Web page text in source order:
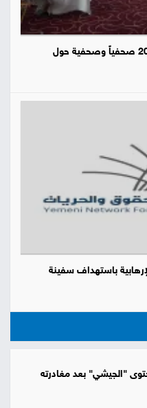
منظمة صدى تنظم ورشة تدريبية لـ 20 صحفياً وصحفية حول
باستهداف سفينة
"الجيشي" بعد مغادرته